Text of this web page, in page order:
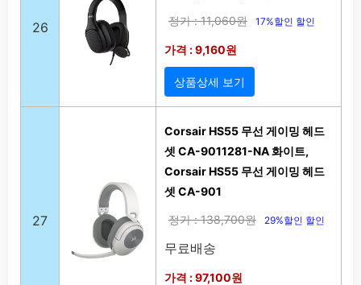
26 정가 : 11,060원 17%할인 할인
가격 : 9,160원
상품상세 보기
27
Corsair HS55 무선 게이밍 헤드
셋 CA-9011281-NA 화이트,
Corsair HS55 무선 게이밍 헤드
셋 CA-901
정가 : 138,700원 29%할인 할인
무료배송
가격 : 97,100원